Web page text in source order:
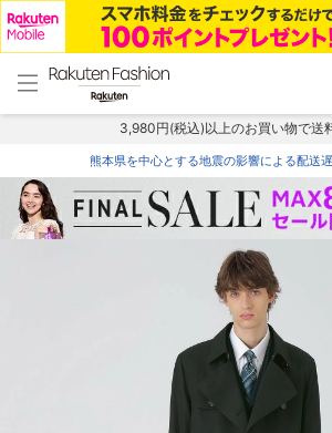
menu home
トップ
3,980円(税込)以上のお買い物で送
熊本県を中心とする地震の影響による配送